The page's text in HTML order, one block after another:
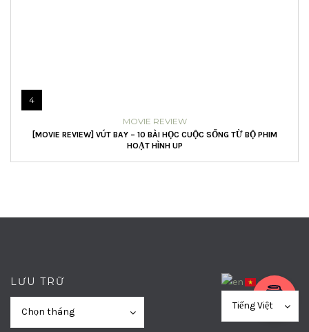
4
MOVIE REVIEW
[MOVIE REVIEW] VÚT BAY – 10 BÀI HỌC CUỘC SỐNG TỪ BỘ PHIM
HOẠT HÌNH UP
LƯU TRỮ
Chọn tháng
Tiếng Việt